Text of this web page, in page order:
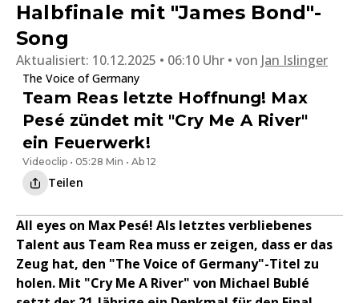
Halbfinale mit "James Bond"-
Song
Aktualisiert: 10.12.2025 • 06:10 Uhr von Jan Islinger
The Voice of Germany
Team Reas letzte Hoffnung! Max
Pesé zündet mit "Cry Me A River"
ein Feuerwerk!
Videoclip • 05:28 Min • Ab 12
Teilen
All eyes on Max Pesé! Als letztes verbliebenes
Talent aus Team Rea muss er zeigen, dass er das
Zeug hat, den "The Voice of Germany"-Titel zu
holen. Mit "Cry Me A River" von Michael Bublé